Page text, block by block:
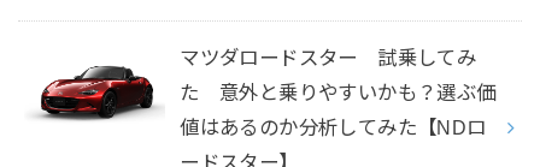
マツダロードスター 試乗してみ
た 意外と乗りやすいかも？選ぶ価
値はあるのか分析してみた【NDロ
ードスター】